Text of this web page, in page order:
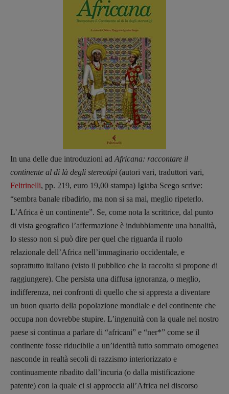
In una delle due introduzioni ad Africana: raccontare il
continente al di là degli stereotipi (autori vari, traduttori vari,
Feltrinelli, pp. 219, euro 19,00 stampa) Igiaba Scego scrive:
“sembra banale ribadirlo, ma non si sa mai, meglio ripeterlo.
L’Africa è un continente”. Se, come nota la scrittrice, dal punto
di vista geografico l’affermazione è indubbiamente una banalità,
lo stesso non si può dire per quel che riguarda il ruolo
relazionale dell’Africa nell’immaginario occidentale, e
soprattutto italiano (visto il pubblico che la raccolta si propone di
raggiungere). Che persista una diffusa ignoranza, o meglio,
indifferenza, nei confronti di quello che si appresta a diventare
un buon quarto della popolazione mondiale e del continente che
occupa non dovrebbe stupire. L’ingenuità con la quale nel nostro
paese si continua a parlare di “africani” e “ner*” come se il
continente fosse riducibile a un’identità tutto sommato omogenea
nasconde in realtà secoli di razzismo interiorizzato e
continuamente ribadito dall’incuria (o dalla mistificazione
patente) con la quale ci si approccia all’Africa nel discorso